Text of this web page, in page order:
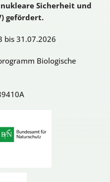
Sicherheit und
gefördert.
bis 31.07.2026
Biologische